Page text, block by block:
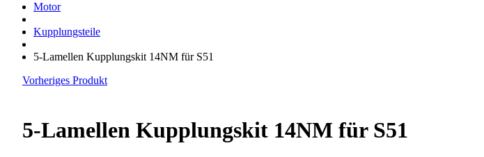
Motor
Kupplungsteile
5-Lamellen Kupplungskit 14NM für S51
Vorheriges Produkt
5-Lamellen Kupplungskit 14NM für S51